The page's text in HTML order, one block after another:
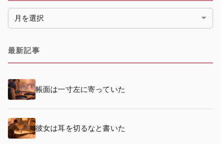
月別アーカイブ
最新記事
帳面は一寸左に寄っていた
彼女は耳を切るなと書いた